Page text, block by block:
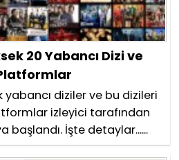
20 Yabancı Dizi ve
yabancı diziler ve bu dizileri
izleyici tarafından
başlandı. İşte detaylar......